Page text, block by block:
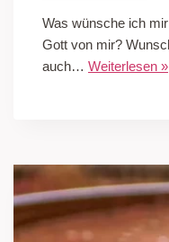
Was wünsche ich
Gott von mir?
auch… Weiterlesen »